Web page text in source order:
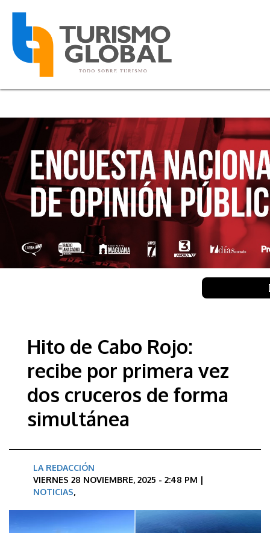
Hito de Cabo Rojo:
recibe por primera vez
dos cruceros de forma
simultánea
LA REDACCIÓN
VIERNES 28 NOVIEMBRE, 2025 - 2:48 PM |
NOTICIAS,